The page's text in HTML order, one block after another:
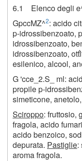
6.1 Elenco degli
GpccMZ^2: acido
p-idrossibenzoato,
idrossibenzoato,
idrossibenzoato,
esilenico, alcool,
G 'cce_2.S_ ml:
propile p-
simeticone,
Sciroppo: fruttosio,
fragola, acido
acido benzoico,
depurata. Pastiglie:
aroma fragola.